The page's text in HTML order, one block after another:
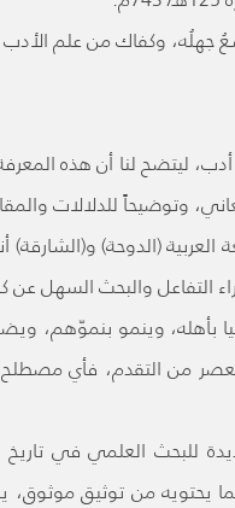
جهلُه، وكفاك من علم الأدب
أدب، ليتضح لنا أن هذه
وتوضيحاً للدلالات
العربية (الدوحة)
التفاعل والبحث السهل
بأهله، وينمو بنموّهم،
من التقدم، فأي
للبحث العلمي في
يحتويه من توثيق